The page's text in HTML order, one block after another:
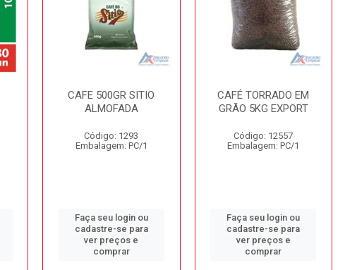
CAFE 500GR SITIO
ALMOFADA
Código: 1293
Embalagem: PC/1
Faça seu login ou
cadastre-se para
ver preços e
comprar
CAFÉ TORRADO EM
GRÃO 5KG EXPORT
Código: 12557
Embalagem: PC/1
Faça seu login ou
cadastre-se para
ver preços e
comprar